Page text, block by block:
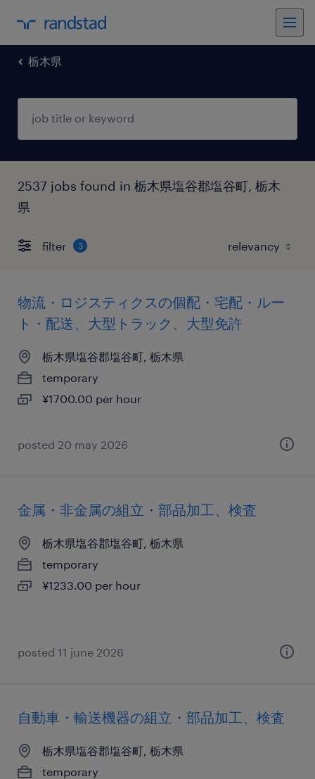
栃木県
2537 jobs found in 栃木県塩谷郡塩谷町, 栃木
県
filter 3
物流・ロジスティクスの個配・宅配・ルー
ト・配送、大型トラック、大型免許
栃木県塩谷郡塩谷町, 栃木県
temporary
¥1700.00 per hour
posted 20 may 2026
金属・非金属の組立・部品加工、検査
栃木県塩谷郡塩谷町, 栃木県
temporary
¥1233.00 per hour
posted 11 june 2026
自動車・輸送機器の組立・部品加工、検査
栃木県塩谷郡塩谷町, 栃木県
temporary